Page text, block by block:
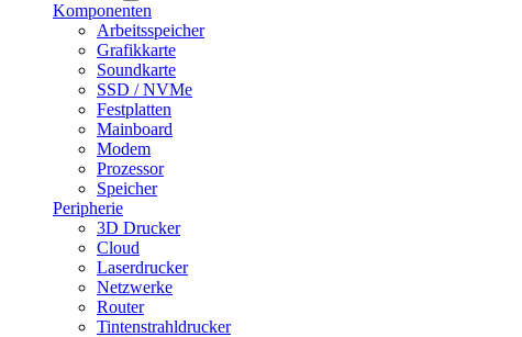
Komponenten
Arbeitsspeicher
Grafikkarte
Soundkarte
SSD / NVMe
Festplatten
Mainboard
Modem
Prozessor
Speicher
Peripherie
3D Drucker
Cloud
Laserdrucker
Netzwerke
Router
Tintenstrahldrucker